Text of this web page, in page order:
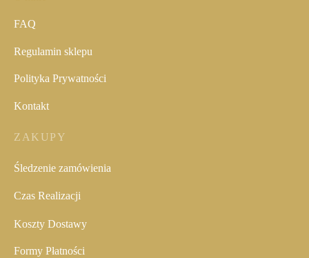
FAQ
Regulamin sklepu
Polityka Prywatności
Kontakt
ZAKUPY
Śledzenie zamówienia
Czas Realizacji
Koszty Dostawy
Formy Płatności